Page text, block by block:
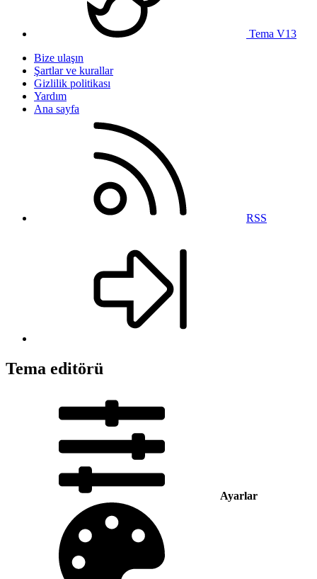
Tema V13
Bize ulaşın
Şartlar ve kurallar
Gizlilik politikası
Yardım
Ana sayfa
RSS
Tema editörü
Ayarlar